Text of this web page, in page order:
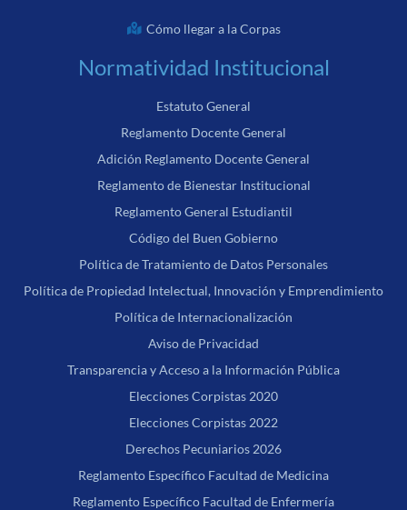
Cómo llegar a la Corpas
Normatividad Institucional
Estatuto General
Reglamento Docente General
Adición Reglamento Docente General
Reglamento de Bienestar Institucional
Reglamento General Estudiantil
Código del Buen Gobierno
Política de Tratamiento de Datos Personales
Política de Propiedad Intelectual, Innovación y Emprendimiento
Política de Internacionalización
Aviso de Privacidad
Transparencia y Acceso a la Información Pública
Elecciones Corpistas 2020
Elecciones Corpistas 2022
Derechos Pecuniarios 2026
Reglamento Específico Facultad de Medicina
Reglamento Específico Facultad de Enfermería